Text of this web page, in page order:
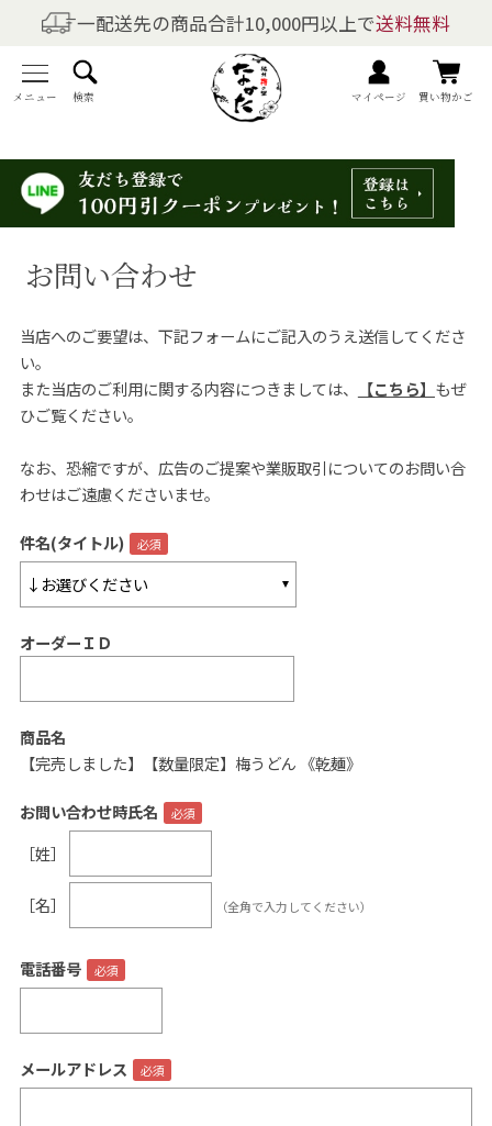
一配送先の商品合計10,000円以上で送料無料
メニュー 検索 マイページ 買い物かご
商品を探す
全商品一覧
梅干しの商品一覧
梅酒の商品一覧
梅製品・その他の商品一覧
メニュー
トップページ
マイページ
初めての方へ ご利用ガイド
ギフトサービス
お問い合わせ
0120-12-2486
【営業時間】8:30～17:30
休業日：日曜・祝日／土曜は不定休
お問い合わせフォームはこちら
お問い合わせ
当店へのご要望は、下記フォームにご記入のうえ送信してくださ
い。
また当店のご利用に関する内容につきましては、
【こちら】 もぜ
ひご覧ください。
なお、恐縮ですが、広告のご提案や業販取引についてのお問い合
わせはご遠慮くださいませ。
件名(タイトル)
オーダーＩＤ
商品名
【完売しました】【数量限定】梅うどん 《乾麺》
お問い合わせ時氏名
［姓］
［名］ （全角で入力してください）
電話番号
メールアドレス